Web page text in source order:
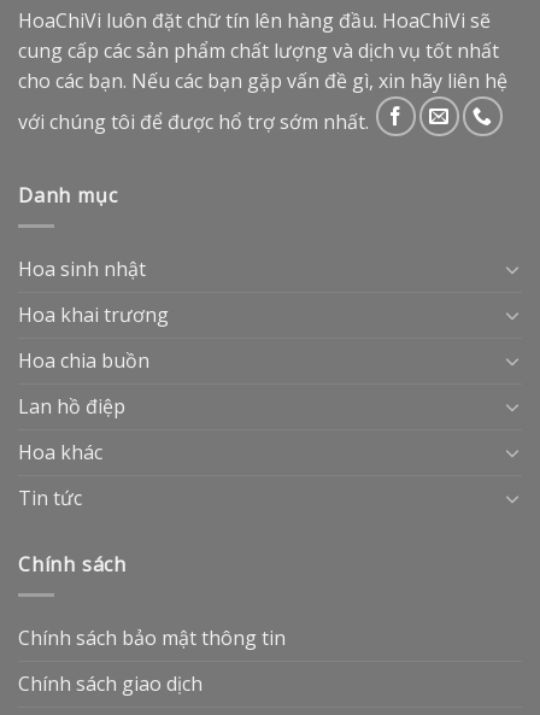
HoaChiVi luôn đặt chữ tín lên hàng đầu. HoaChiVi sẽ
cung cấp các sản phẩm chất lượng và dịch vụ tốt nhất
cho các bạn. Nếu các bạn gặp vấn đề gì, xin hãy liên hệ
với chúng tôi để được hổ trợ sớm nhất.
Danh mục
Hoa sinh nhật
Hoa khai trương
Hoa chia buồn
Lan hồ điệp
Hoa khác
Tin tức
Chính sách
Chính sách bảo mật thông tin
Chính sách giao dịch